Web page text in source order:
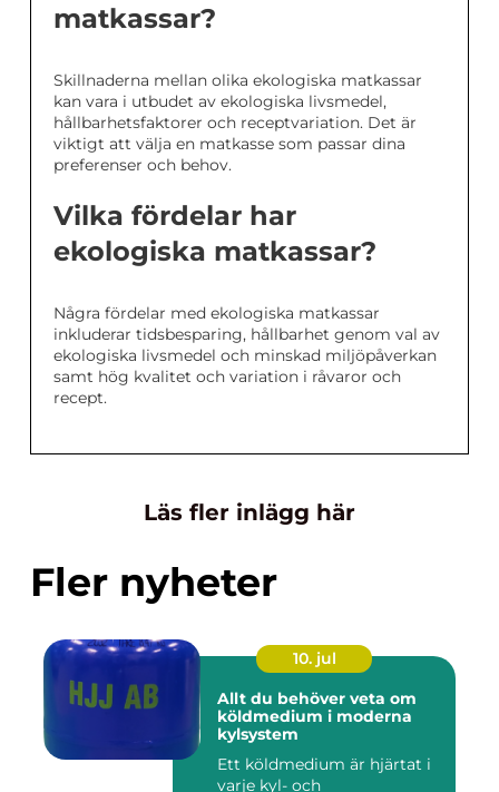
matkassar?
Skillnaderna mellan olika ekologiska matkassar
kan vara i utbudet av ekologiska livsmedel,
hållbarhetsfaktorer och receptvariation. Det är
viktigt att välja en matkasse som passar dina
preferenser och behov.
Vilka fördelar har
ekologiska matkassar?
Några fördelar med ekologiska matkassar
inkluderar tidsbesparing, hållbarhet genom val av
ekologiska livsmedel och minskad miljöpåverkan
samt hög kvalitet och variation i råvaror och
recept.
Läs fler inlägg här
Fler nyheter
10. jul
Allt du behöver veta om
köldmedium i moderna
kylsystem
Ett köldmedium är hjärtat i
varje kyl- och